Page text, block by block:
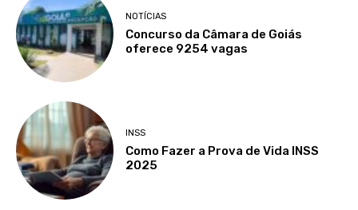
NOTÍCIAS
Concurso da Câmara de Goiás
oferece 9254 vagas
INSS
Como Fazer a Prova de Vida INSS
2025